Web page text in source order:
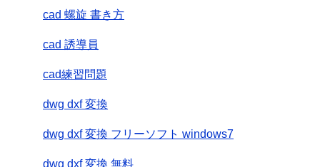
cad 螺旋 書き方
cad 誘導員
cad練習問題
dwg dxf 変換
dwg dxf 変換 フリーソフト windows7
dwg dxf 変換 無料